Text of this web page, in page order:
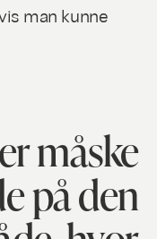
man kunne
måske
på den